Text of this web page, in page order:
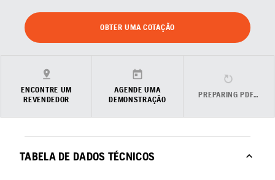
OBTER UMA COTAÇÃO
ENCONTRE UM
REVENDEDOR
AGENDE UMA
DEMONSTRAÇÃO
PREPARING PDF…
TABELA DE DADOS TÉCNICOS